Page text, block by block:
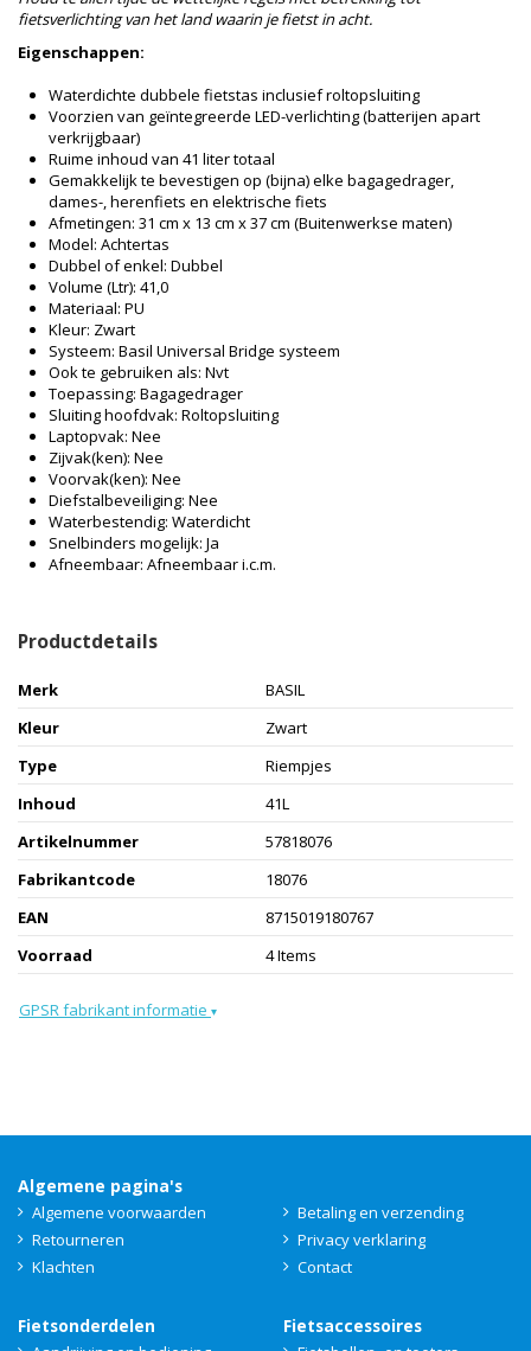
fietsverlichting van het land waarin je fietst in acht.
Eigenschappen:
Waterdichte dubbele fietstas inclusief roltopsluiting
Voorzien van geïntegreerde LED-verlichting (batterijen apart
verkrijgbaar)
Ruime inhoud van 41 liter totaal
Gemakkelijk te bevestigen op (bijna) elke bagagedrager,
dames-, herenfiets en elektrische fiets
Afmetingen: 31 cm x 13 cm x 37 cm (Buitenwerkse maten)
Model: Achtertas
Dubbel of enkel: Dubbel
Volume (Ltr): 41,0
Materiaal: PU
Kleur: Zwart
Systeem: Basil Universal Bridge systeem
Ook te gebruiken als: Nvt
Toepassing: Bagagedrager
Sluiting hoofdvak: Roltopsluiting
Laptopvak: Nee
Zijvak(ken): Nee
Voorvak(ken): Nee
Diefstalbeveiliging: Nee
Waterbestendig: Waterdicht
Snelbinders mogelijk: Ja
Afneembaar: Afneembaar i.c.m.
Productdetails
Merk
BASIL
Kleur
Zwart
Type
Riempjes
Inhoud
41L
Artikelnummer
57818076
Fabrikantcode
18076
EAN
8715019180767
Voorraad
4 Items
GPSR fabrikant informatie ▾
Algemene pagina's
Algemene voorwaarden
Betaling en verzending
Retourneren
Privacy verklaring
Klachten
Contact
Fietsonderdelen Fietsaccessoires